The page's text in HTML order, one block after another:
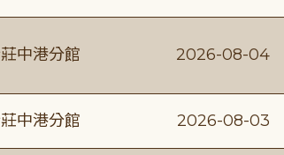
中港分館 2026-08-04
中港分館 2026-08-03